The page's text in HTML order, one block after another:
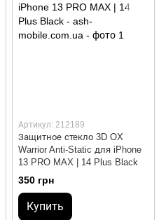
Артикул: 212189
Защитное стекло 3D OX
Warrior Anti-Static для iPhone
13 PRO MAX | 14 Plus Black
350 грн
Купить